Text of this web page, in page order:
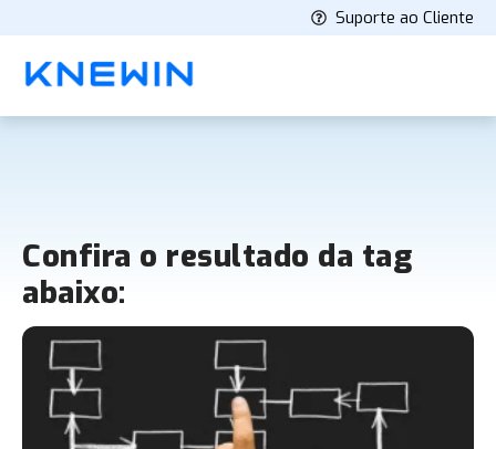
Suporte ao Cliente
Confira o resultado da tag
abaixo: